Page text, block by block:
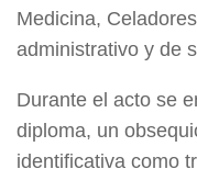
Medicina,
administrativo y de
Durante el acto se
diploma, un
identificativa como